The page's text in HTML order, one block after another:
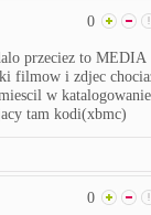
0
przeciez to MEDIA
filmow i zdjec
w katalogowanie
tam kodi(xbmc)
0